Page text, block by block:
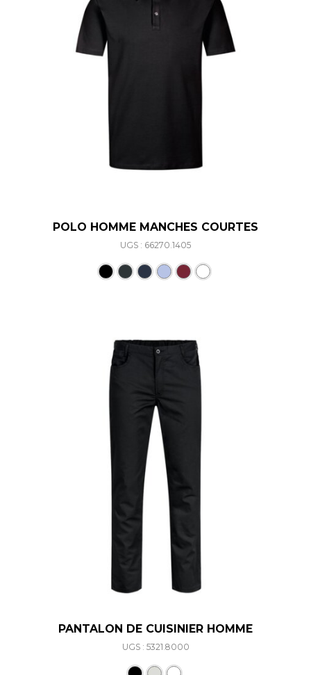
POLO HOMME MANCHES COURTES
UGS : 66270.1405
PANTALON DE CUISINIER HOMME
UGS : 5321.8000